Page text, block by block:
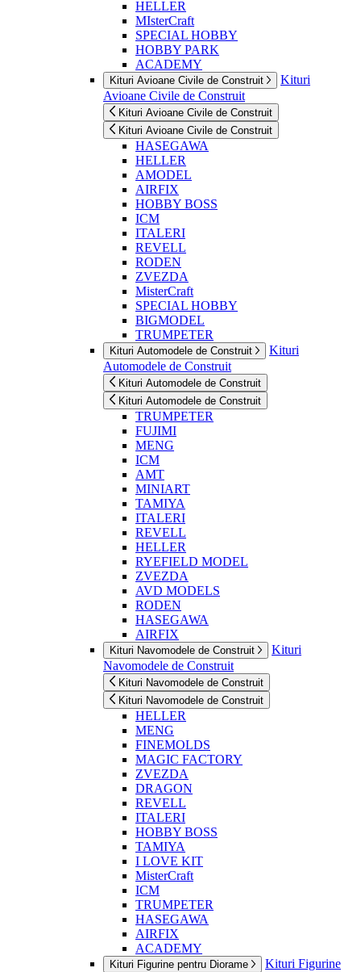
HELLER
MIsterCraft
SPECIAL HOBBY
HOBBY PARK
ACADEMY
Kituri Avioane Civile de Construit
Kituri
Avioane Civile de Construit
Kituri Avioane Civile de Construit
Kituri Avioane Civile de Construit
HASEGAWA
HELLER
AMODEL
AIRFIX
HOBBY BOSS
ICM
ITALERI
REVELL
RODEN
ZVEZDA
MisterCraft
SPECIAL HOBBY
BIGMODEL
TRUMPETER
Kituri Automodele de Construit
Kituri
Automodele de Construit
Kituri Automodele de Construit
Kituri Automodele de Construit
TRUMPETER
FUJIMI
MENG
ICM
AMT
MINIART
TAMIYA
ITALERI
REVELL
HELLER
RYEFIELD MODEL
ZVEZDA
AVD MODELS
RODEN
HASEGAWA
AIRFIX
Kituri Navomodele de Construit
Kituri
Navomodele de Construit
Kituri Navomodele de Construit
Kituri Navomodele de Construit
HELLER
MENG
FINEMOLDS
MAGIC FACTORY
ZVEZDA
DRAGON
REVELL
ITALERI
HOBBY BOSS
TAMIYA
I LOVE KIT
MisterCraft
ICM
TRUMPETER
HASEGAWA
AIRFIX
ACADEMY
Kituri Figurine pentru Diorame
Kituri Figurine